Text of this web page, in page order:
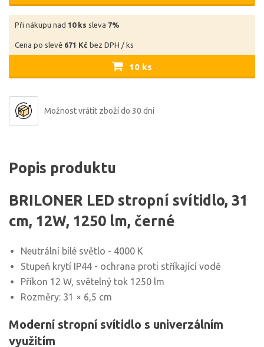
Při nákupu nad 10 ks sleva 7%
Cena po slevě 671 Kč bez DPH / ks
10 ks
Možnost vrátit zboží do 30 dní
Popis produktu
BRILONER LED stropní svítidlo, 31
cm, 12W, 1250 lm, černé
Neutrální bílé světlo - 4000 K
Stupeň krytí IP44 - ochrana proti stříkající vodě
Příkon 12 W, světelný tok 1250 lm
Rozměry: 31 × 6,5 cm
Moderní stropní svítidlo s univerzálním
využitím